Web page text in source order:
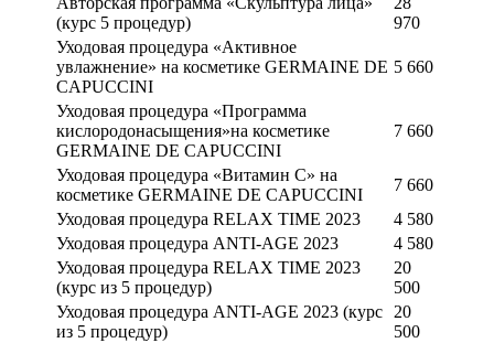
(курс 5 процедур)
970
Уходовая процедура «Активное
увлажнение» на косметике GERMAINE DE
CAPUCCINI
5 660
Уходовая процедура «Программа
кислородонасыщения»на косметике
GERMAINE DE CAPUCCINI
7 660
Уходовая процедура «Витамин С» на
косметике GERMAINE DE CAPUCCINI
7 660
Уходовая процедура RELAX TIME 2023
4 580
Уходовая процедура ANTI-AGE 2023
4 580
Уходовая процедура RELAX TIME 2023
(курс из 5 процедур)
20
500
Уходовая процедура ANTI-AGE 2023 (курс
из 5 процедур)
20
500